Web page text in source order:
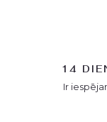
14
Ir